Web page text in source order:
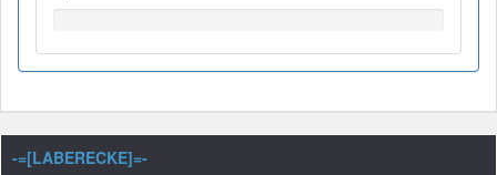
-=[LABERECKE]=-